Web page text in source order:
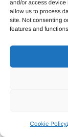
and/or access
allow us to process
site. Not consenting
features and
Cookie Policy
Proudly